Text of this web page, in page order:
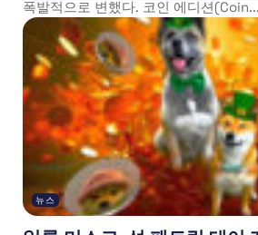
폭발적으로 변했다. 코인 에디션(Coin...
뉴스